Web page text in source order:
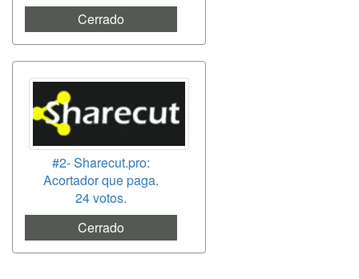
Cerrado
#2- Sharecut.pro:
Acortador que paga.
24 votos.
Cerrado